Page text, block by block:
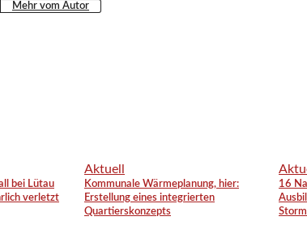
Mehr vom Autor
bei Lütau
verletzt
Aktuell
Kommunale Wärmeplanung, hier:
Erstellung eines integrierten
Quartierskonzepts
16